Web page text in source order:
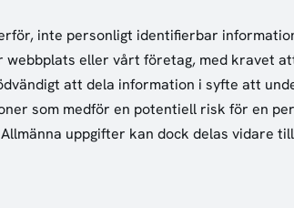
inte personligt identifierbar
eller vårt företag, med kravet
att dela information i syfte att
som medför en potentiell risk för en
uppgifter kan dock delas vidare